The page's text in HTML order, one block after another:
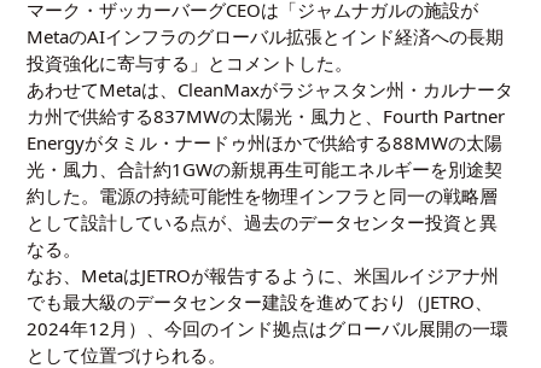
マーク・ザッカーバーグCEOは「ジャムナガルの施設が
MetaのAIインフラのグローバル拡張とインド経済への長期
投資強化に寄与する」とコメントした。
あわせてMetaは、CleanMaxがラジャスタン州・カルナータ
カ州で供給する837MWの太陽光・風力と、Fourth Partner
Energyがタミル・ナードゥ州ほかで供給する88MWの太陽
光・風力、合計約1GWの新規再生可能エネルギーを別途契
約した。電源の持続可能性を物理インフラと同一の戦略層
として設計している点が、過去のデータセンター投資と異
なる。
なお、MetaはJETROが報告するように、米国ルイジアナ州
でも最大級のデータセンター建設を進めており（JETRO、
2024年12月 ）、今回のインド拠点はグローバル展開の一環
として位置づけられる。